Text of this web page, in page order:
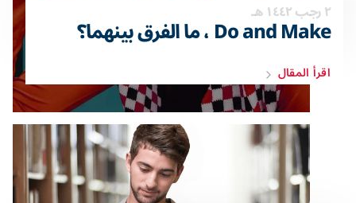
Do and Make ، ما الفرق بينهما؟
اقرأ المقال